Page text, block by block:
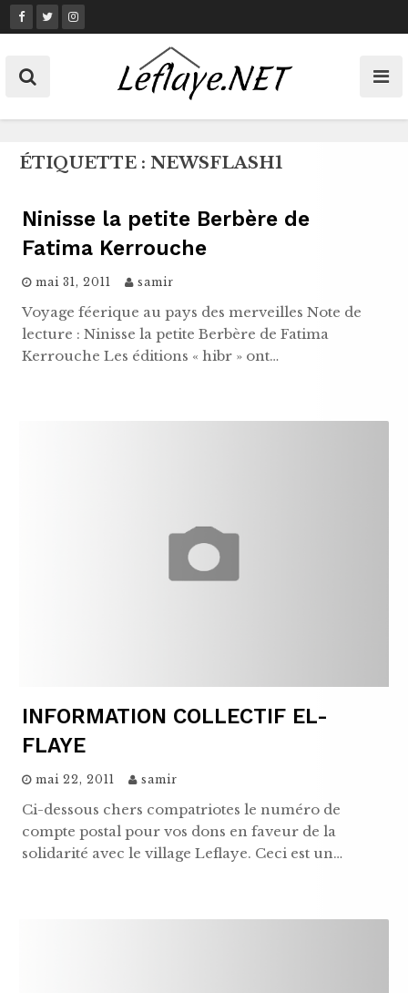
Skip
to
ÉTIQUETTE : NEWSFLASH1
Ninisse la petite Berbère de
Fatima Kerrouche
mai 31, 2011 samir
Voyage féerique au pays des merveilles Note de
lecture : Ninisse la petite Berbère de Fatima
Kerrouche Les éditions « hibr » ont…
INFORMATION COLLECTIF EL-
FLAYE
mai 22, 2011 samir
Ci-dessous chers compatriotes le numéro de
compte postal pour vos dons en faveur de la
solidarité avec le village Leflaye. Ceci est un…